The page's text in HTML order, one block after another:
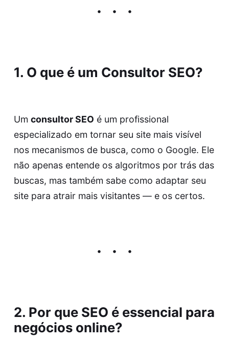
1. O que é um Consultor SEO?
Um consultor SEO é um profissional
especializado em tornar seu site mais visível
nos mecanismos de busca, como o Google. Ele
não apenas entende os algoritmos por trás das
buscas, mas também sabe como adaptar seu
site para atrair mais visitantes — e os certos.
2. Por que SEO é essencial para
negócios online?